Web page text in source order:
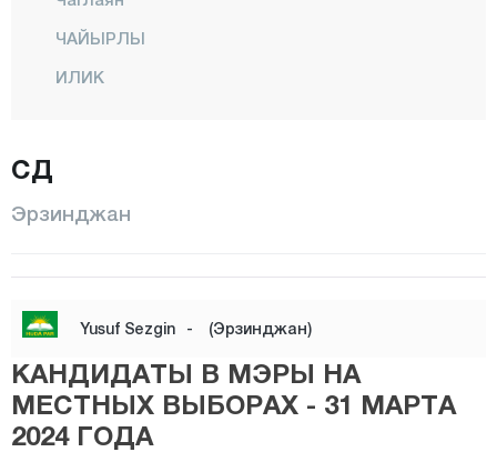
ЧАЙЫРЛЫ
ИЛИК
Мерджан
Моллакёй
РЕФАХИЕ
ТЕРДЖАН
СД
Эрзинджан
Yusuf Sezgin - (Эрзинджан)
КАНДИДАТЫ В МЭРЫ НА
МЕСТНЫХ ВЫБОРАХ - 31 МАРТА
2024 ГОДА